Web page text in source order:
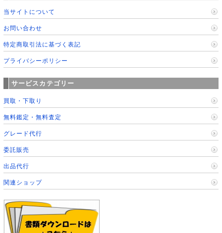
当サイトについて
お問い合わせ
特定商取引法に基づく表記
プライバシーポリシー
サービスカテゴリー
買取・下取り
無料鑑定・無料査定
グレード代行
委託販売
出品代行
関連ショップ